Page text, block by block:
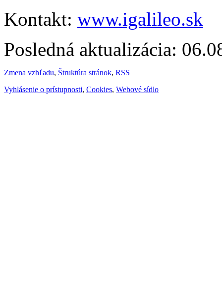
Kontakt: www.igalileo.sk
Posledná aktualizácia:
Zmena vzhľadu, Štruktúra stránok, RSS
Vyhlásenie o prístupnosti, Cookies, Webové sídlo